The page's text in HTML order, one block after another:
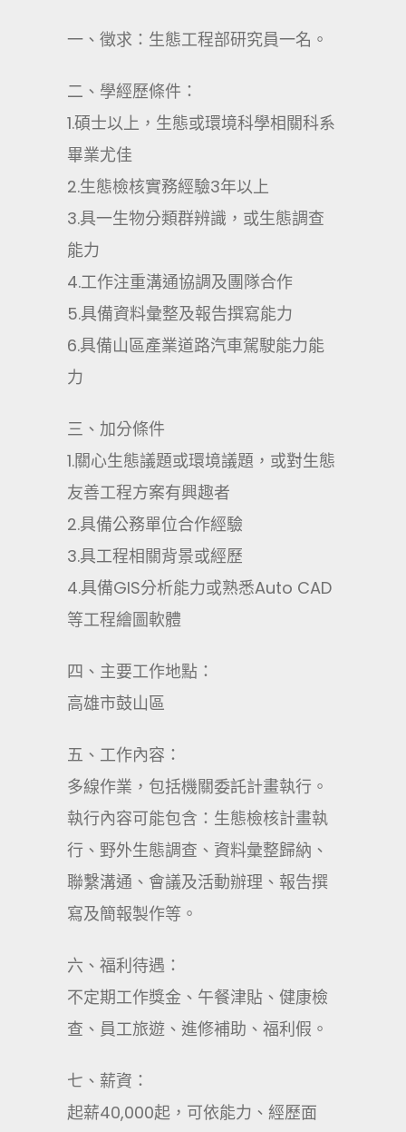
一、徵求：生態工程部研究員一名。
二、學經歷條件：
1.碩士以上，生態或環境科學相關科系
畢業尤佳
2.生態檢核實務經驗3年以上
3.具一生物分類群辨識，或生態調查
能力
4.工作注重溝通協調及團隊合作
5.具備資料彙整及報告撰寫能力
6.具備山區產業道路汽車駕駛能力能
力
三、加分條件
1.關心生態議題或環境議題，或對生態
友善工程方案有興趣者
2.具備公務單位合作經驗
3.具工程相關背景或經歷
4.具備GIS分析能力或熟悉Auto CAD
等工程繪圖軟體
四、主要工作地點：
高雄市鼓山區
五、工作內容：
多線作業，包括機關委託計畫執行。
執行內容可能包含：生態檢核計畫執
行、野外生態調查、資料彙整歸納、
聯繫溝通、會議及活動辦理、報告撰
寫及簡報製作等。
六、福利待遇：
不定期工作獎金、午餐津貼、健康檢
查、員工旅遊、進修補助、福利假。
七、薪資：
起薪40,000起，可依能力、經歷面